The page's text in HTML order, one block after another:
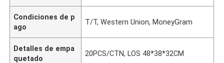
Condiciones de p
ago
T/T, Western Union, MoneyGram
Detalles de empa
quetado
20PCS/CTN, LOS 48*38*32CM